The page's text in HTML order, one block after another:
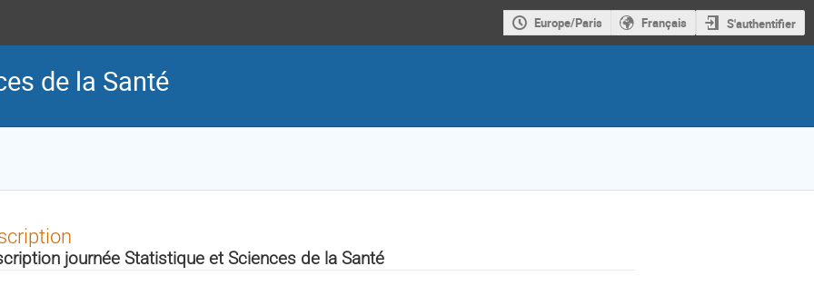
Europe/Paris Français S'authentifier
de la Santé
journée Statistique et Sciences de la Santé